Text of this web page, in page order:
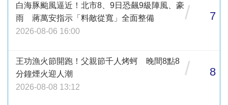
白海豚颱風逼近！北市8、9日恐飆9級陣風、豪
雨 蔣萬安指示「料敵從寬」全面整備
2026-08-06 16:00
/ 7
王功漁火節開跑！父親節千人烤蚵 晚間8點8
分鐘煙火迎人潮
2026-08-08 13:12
/ 8